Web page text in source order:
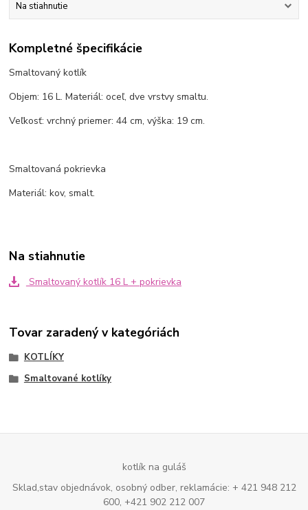
Na stiahnutie
Kompletné špecifikácie
Smaltovaný kotlík
Objem: 16 L. Materiál: oceľ, dve vrstvy smaltu.
Veľkosť: vrchný priemer: 44 cm, výška: 19 cm.
Smaltovaná pokrievka
Materiál: kov, smalt.
Na stiahnutie
Smaltovaný kotlík 16 L + pokrievka
Tovar zaradený v kategóriách
KOTLÍKY
Smaltované kotlíky
kotlík na guláš
Sklad,stav objednávok, osobný odber, reklamácie: + 421 948 212
600, +421 902 212 007